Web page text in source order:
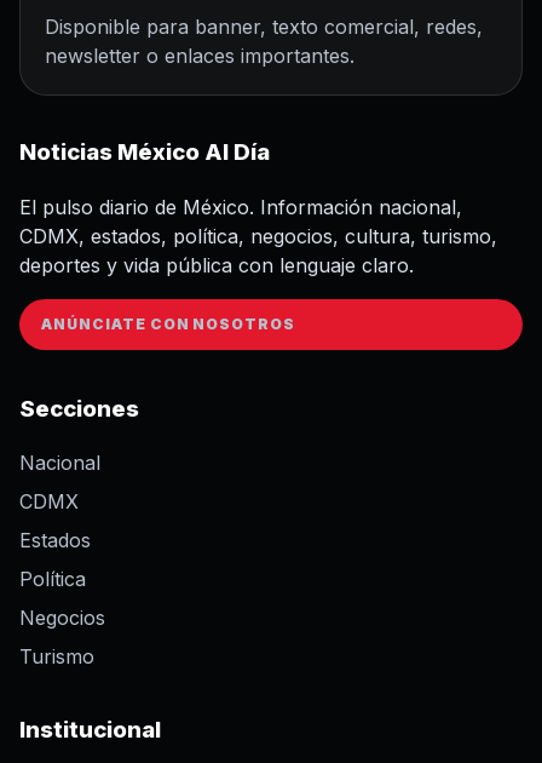
Disponible para banner, texto comercial, redes,
newsletter o enlaces importantes.
Noticias México Al Día
El pulso diario de México. Información nacional,
CDMX, estados, política, negocios, cultura, turismo,
deportes y vida pública con lenguaje claro.
ANÚNCIATE CON NOSOTROS
Secciones
Nacional
CDMX
Estados
Política
Negocios
Turismo
Institucional